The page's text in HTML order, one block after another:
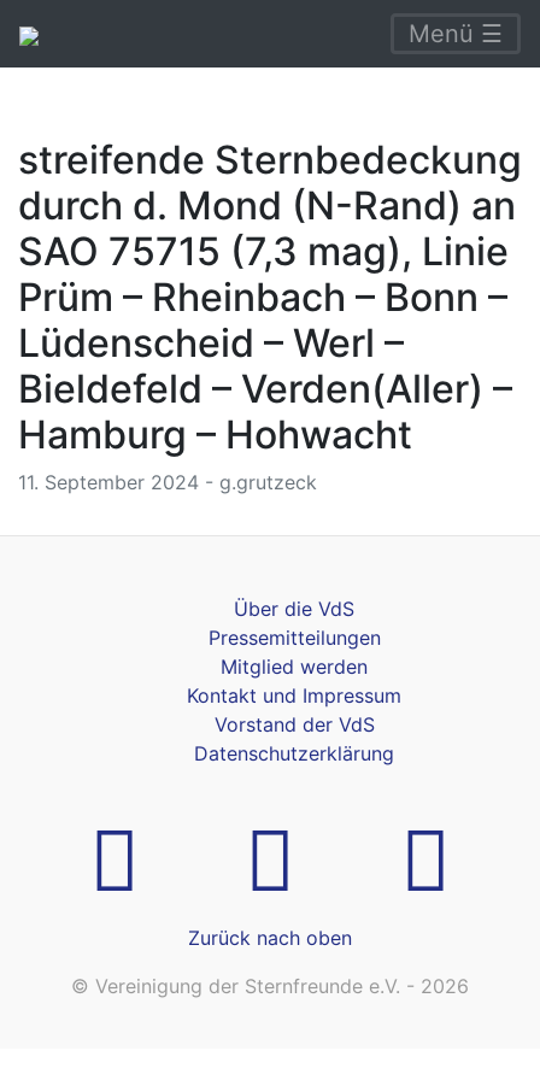
Menü ☰
streifende Sternbedeckung
durch d. Mond (N-Rand) an
SAO 75715 (7,3 mag), Linie
Prüm – Rheinbach – Bonn –
Lüdenscheid – Werl –
Bieldefeld – Verden(Aller) –
Hamburg – Hohwacht
11. September 2024 - g.grutzeck
Über die VdS
Pressemitteilungen
Mitglied werden
Kontakt und Impressum
Vorstand der VdS
Datenschutzerklärung
Zurück nach oben
© Vereinigung der Sternfreunde e.V. - 2026